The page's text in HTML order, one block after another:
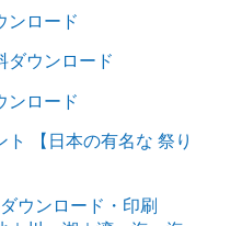
ロード
ウンロード
ロード
【日本の有名な 祭り
ウンロード・印刷